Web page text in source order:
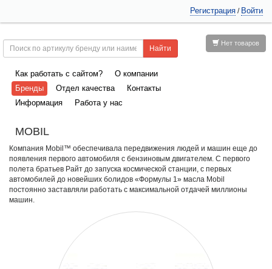
Регистрация / Войти
Нет товаров
Как работать с сайтом?
О компании
Бренды
Отдел качества
Контакты
Информация
Работа у нас
MOBIL
Компания Mobil™ обеспечивала передвижения людей и машин еще до
появления первого автомобиля с бензиновым двигателем. С первого
полета братьев Райт до запуска космической станции, с первых
автомобилей до новейших болидов «Формулы 1» масла Mobil
постоянно заставляли работать с максимальной отдачей миллионы
машин.